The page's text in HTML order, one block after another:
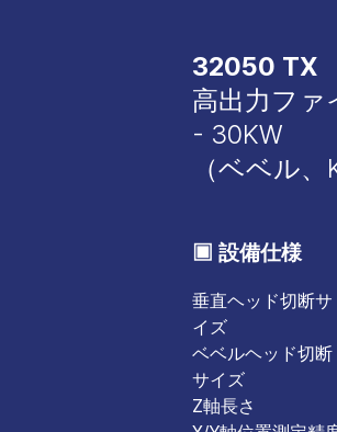
32050 TX
高出力ファ
- 30KW
（ベベル、
▣ 設備仕様
垂直ヘッド切断サ
イズ
ベベルヘッド切断
サイズ
Z軸長さ